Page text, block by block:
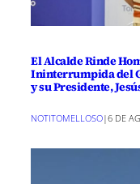
El Alcalde Rinde
Ininterrumpida del
y su Presidente,
NOTITOMELLOSO|6 DE